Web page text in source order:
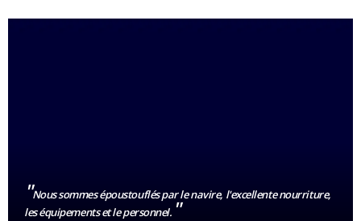
"Nous sommes époustouflés par le navire, l'excellente nourriture,
les équipements et le personnel. "